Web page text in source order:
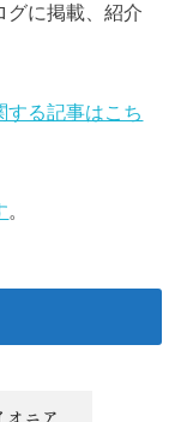
グに掲載、紹介
する記事はこち
。